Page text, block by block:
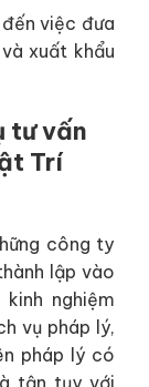
việc đưa
xuất khẩu
tư vấn
Trí
công ty
lập vào
nghiệm
vụ pháp lý,
pháp lý có
tận tụy với